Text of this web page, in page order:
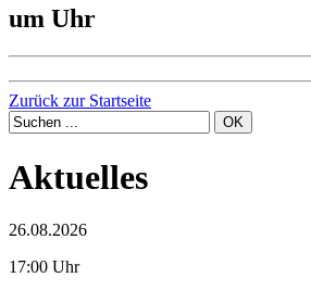
um Uhr
Zurück zur Startseite
Aktuelles
26.08.2026
17:00 Uhr